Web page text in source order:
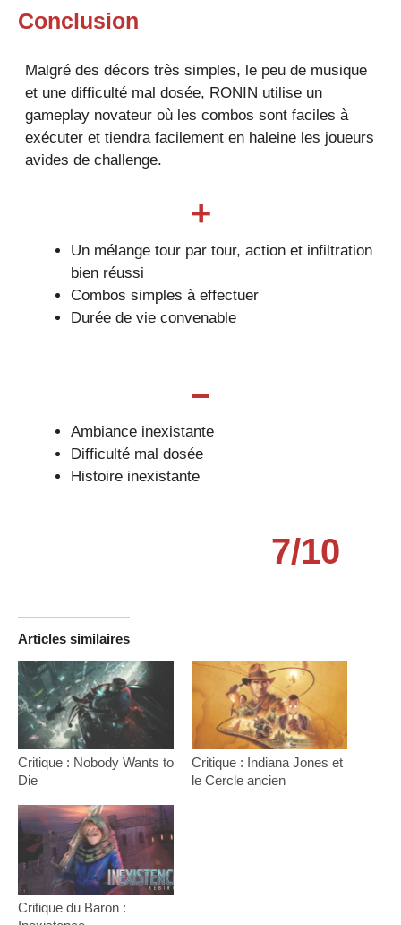
Conclusion
Malgré des décors très simples, le peu de musique
et une difficulté mal dosée, RONIN utilise un
gameplay novateur où les combos sont faciles à
exécuter et tiendra facilement en haleine les joueurs
avides de challenge.
+
Un mélange tour par tour, action et infiltration
bien réussi
Combos simples à effectuer
Durée de vie convenable
–
Ambiance inexistante
Difficulté mal dosée
Histoire inexistante
7/10
Articles similaires
Critique : Nobody Wants to
Die
Critique : Indiana Jones et
le Cercle ancien
Critique du Baron :